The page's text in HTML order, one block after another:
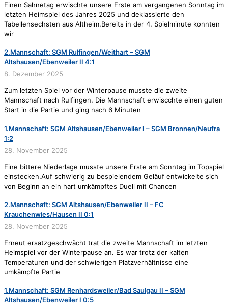
Einen Sahnetag erwischte unsere Erste am vergangenen Sonntag im
letzten Heimspiel des Jahres 2025 und deklassierte den
Tabellensechsten aus Altheim.Bereits in der 4. Spielminute konnten
wir
2.Mannschaft: SGM Rulfingen/Weithart – SGM
Altshausen/Ebenweiler II 4:1
8. Dezember 2025
Zum letzten Spiel vor der Winterpause musste die zweite
Mannschaft nach Rulfingen. Die Mannschaft erwiscchte einen guten
Start in die Partie und ging nach 6 Minuten
1.Mannschaft: SGM Altshausen/Ebenweiler I – SGM Bronnen/Neufra
1:2
28. November 2025
Eine bittere Niederlage musste unsere Erste am Sonntag im Topspiel
einstecken.Auf schwierig zu bespielendem Geläuf entwickelte sich
von Beginn an ein hart umkämpftes Duell mit Chancen
2.Mannschaft: SGM Altshausen/Ebenweiler II – FC
Krauchenwies/Hausen II 0:1
28. November 2025
Erneut ersatzgeschwächt trat die zweite Mannschaft im letzten
Heimspiel vor der Winterpause an. Es war trotz der kalten
Temperaturen und der schwierigen Platzverhältnisse eine
umkämpfte Partie
1.Mannschaft: SGM Renhardsweiler/Bad Saulgau II – SGM
Altshausen/Ebenweiler I 0:5